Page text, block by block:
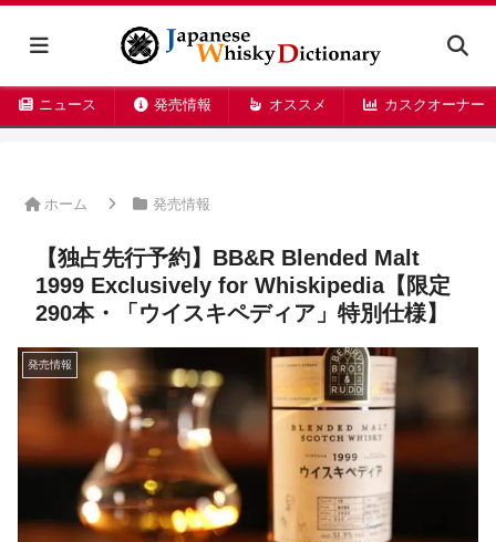
ニュース 発売情報 オススメ カスクオーナー
ホーム 発売情報
【独占先行予約】BB&R Blended Malt
1999 Exclusively for Whiskipedia【限定
290本・「ウイスキペディア」特別仕様】
発売情報